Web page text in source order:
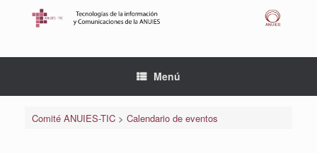
Menú
Comité ANUIES-TIC> Calendario de eventos